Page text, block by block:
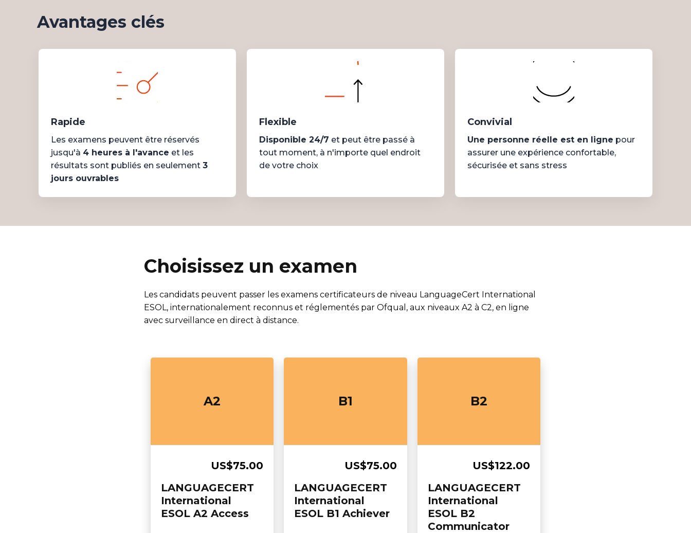
Avantages clés
Rapide
Les examens peuvent être réservés
jusqu'à 4 heures à l'avance et les
résultats sont publiés en seulement 3
jours ouvrables
Flexible
Disponible 24/7 et peut être passé à
tout moment, à n'importe quel endroit
de votre choix
Convivial
Une personne réelle est en ligne pour
assurer une expérience confortable,
sécurisée et sans stress
Choisissez un examen
Les candidats peuvent passer les examens certificateurs de niveau LanguageCert International
ESOL, internationalement reconnus et réglementés par Ofqual, aux niveaux A2 à C2, en ligne
avec surveillance en direct à distance.
A2
US$75.00
LANGUAGECERT
International
ESOL A2 Access
B1
US$75.00
LANGUAGECERT
International
ESOL B1 Achiever
B2
US$122.00
LANGUAGECERT
International
ESOL B2
Communicator